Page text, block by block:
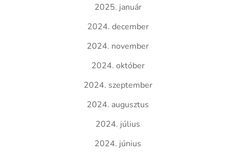
2025. január
2024. december
2024. november
2024. október
2024. szeptember
2024. augusztus
2024. július
2024. június